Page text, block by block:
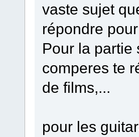
vaste sujet
répondre
Pour la partie
comperes te
de films,...
pour les